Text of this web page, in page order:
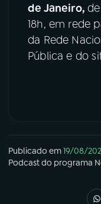
de Janeiro,
18h, em rede
da Rede
Pública e do
Publicado em19/08/
Podcastdo programa